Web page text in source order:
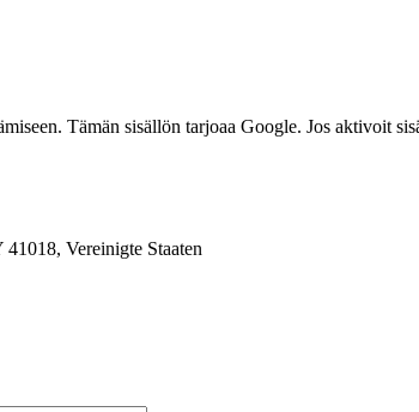
Tämän sisällön tarjoaa Google. Jos aktivoit
Vereinigte Staaten